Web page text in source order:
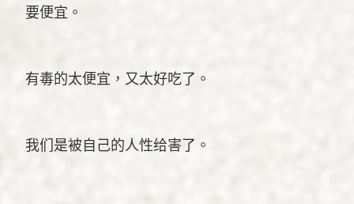
要便宜。
有毒的太便宜，又太好吃了。
我们是被自己的人性给害了。